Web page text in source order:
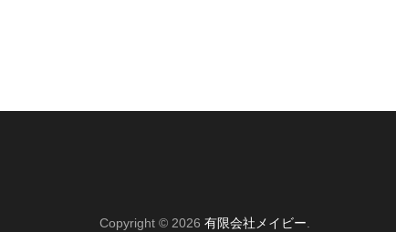
Copyright © 2026 有限会社メイビー.